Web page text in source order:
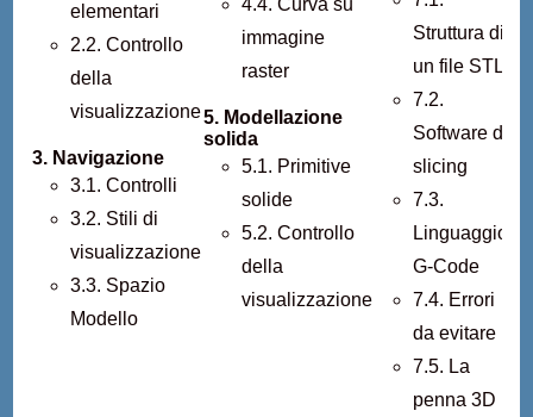
elementari
2.2. Controllo
della
visualizzazione
3. Navigazione
3.1. Controlli
3.2. Stili di
visualizzazione
3.3. Spazio
Modello
4.4. Curva su
immagine
raster
5. Modellazione
solida
5.1. Primitive
solide
5.2. Controllo
della
visualizzazione
Struttura di
un file STL
7.2.
Software di
slicing
7.3.
Linguaggio
G-Code
7.4. Errori
da evitare
7.5. La
penna 3D